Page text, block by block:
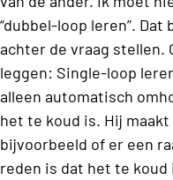
“dubbel-loop leren”.
achter de vraag stellen.
leggen: Single-loop
alleen automatisch
het te koud is. Hij
bijvoorbeeld of er een
reden is dat het te